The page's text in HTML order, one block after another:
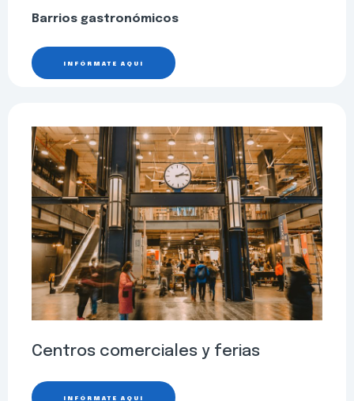
Barrios gastronómicos
INFÓRMATE AQUÍ
Centros comerciales y ferias
INFÓRMATE AQUÍ